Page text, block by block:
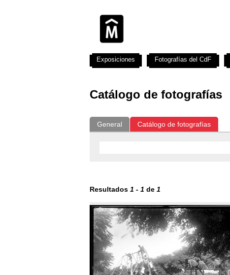
Catálogo de fotografías
General Catálogo de fotografías
Resultados 1 - 1 de 1
Exposiciones Fotografías del CdF